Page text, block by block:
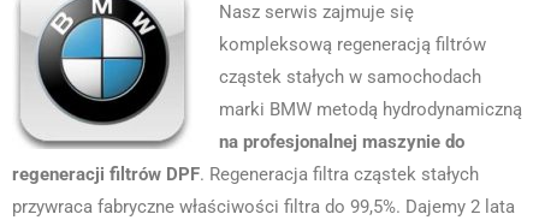
Nasz serwis zajmuje się
kompleksową regeneracją filtrów
cząstek stałych w samochodach
marki BMW metodą hydrodynamiczną
na profesjonalnej maszynie do
regeneracji filtrów DPF. Regeneracja filtra cząstek stałych
przywraca fabryczne właściwości filtra do 99,5%. Dajemy 2 lata